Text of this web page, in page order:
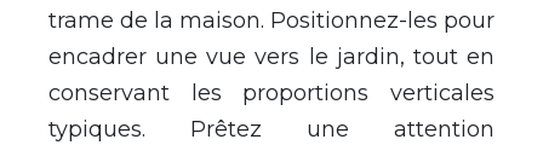
trame de la maison. Positionnez-les pour
encadrer une vue vers le jardin, tout en
conservant les proportions verticales
typiques. Prêtez une attention